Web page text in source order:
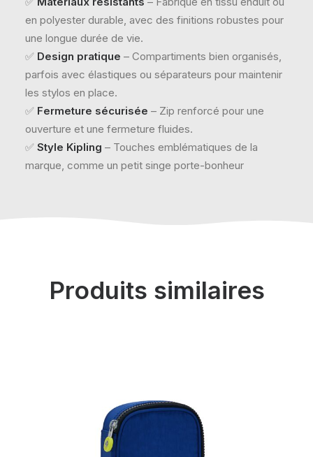
en polyester durable, avec des finitions robustes pour
une longue durée de vie.
✅ Design pratique – Compartiments bien organisés,
parfois avec élastiques ou séparateurs pour maintenir
les stylos en place.
✅ Fermeture sécurisée – Zip renforcé pour une
ouverture et une fermeture fluides.
✅ Style Kipling – Touches emblématiques de la
marque, comme un petit singe porte-bonheur
Produits similaires